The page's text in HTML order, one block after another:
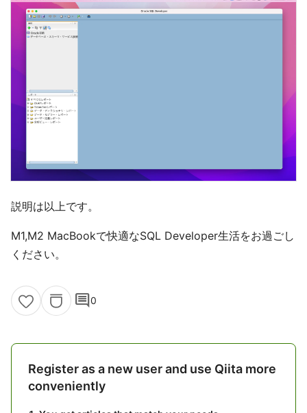
説明は以上です。
M1,M2 MacBookで快適なSQL Developer生活をお過ごし
ください。
comment0
Register as a new user and use Qiita more
conveniently